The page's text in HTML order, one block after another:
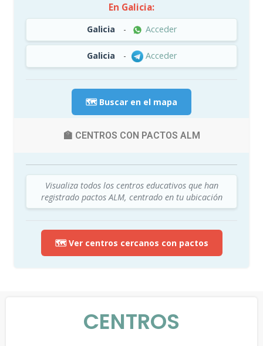
En Galicia:
Galicia - Acceder
Galicia - Acceder
🗺️ Buscar en el mapa
🏫 CENTROS CON PACTOS ALM
Visualiza todos los centros educativos que han
registrado pactos ALM, centrado en tu ubicación
🗺️ Ver centros cercanos con pactos
CENTROS